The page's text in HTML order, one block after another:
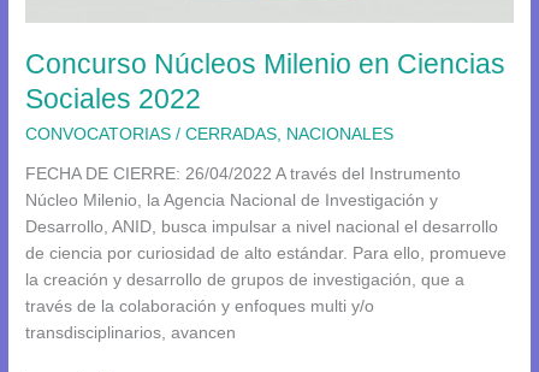
Concurso Núcleos Milenio en Ciencias
Sociales 2022
CONVOCATORIAS /CERRADAS NACIONALES
FECHA DE CIERRE: 26/04/2022 A través del Instrumento
Núcleo Milenio, la Agencia Nacional de Investigación y
Desarrollo, ANID, busca impulsar a nivel nacional el desarrollo
de ciencia por curiosidad de alto estándar. Para ello, promueve
la creación y desarrollo de grupos de investigación, que a
través de la colaboración y enfoques multi y/o
transdisciplinarios, avancen